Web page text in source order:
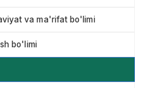
va ma'rifat bo'limi
bo'limi